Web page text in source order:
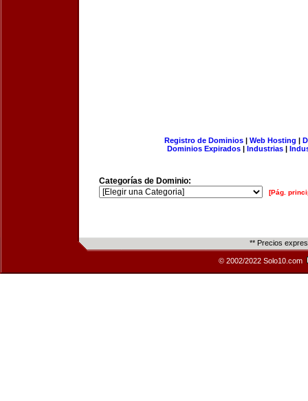
Registro de Dominios| Web Hosting |
Dominios Expirados | Industrias |
Categorías de Dominio:
[Pág.
** Precios
© 2002/2022 Solo10.com